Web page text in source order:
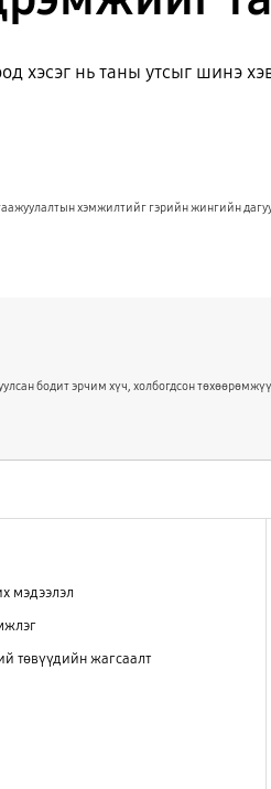
нь таны утсыг шинэ
хэмжилтийг гэрийн жингийн
бодит эрчим хүч, холбогдсон
мэдээлэл
төвүүдийн жагсаалт